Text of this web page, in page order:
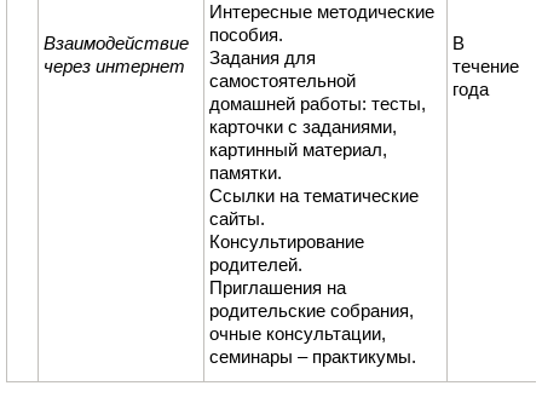
Взаимодействие
через интернет
Интересные методические
пособия.
Задания для
самостоятельной
домашней работы: тесты,
карточки с заданиями,
картинный материал,
памятки.
Ссылки на тематические
сайты.
Консультирование
родителей.
Приглашения на
родительские собрания,
очные консультации,
семинары – практикумы.
В
течение
года